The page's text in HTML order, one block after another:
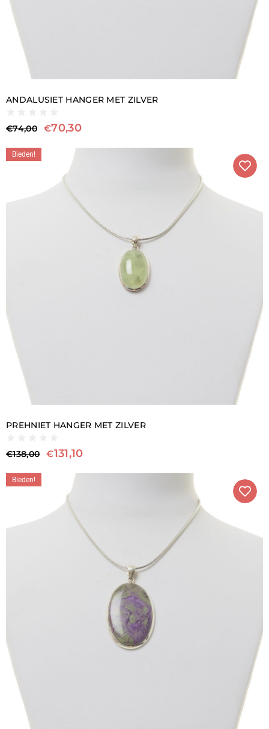
ANDALUSIET HANGER MET ZILVER
€74,00 €70,30
Bieden!
PREHNIET HANGER MET ZILVER
€138,00 €131,10
Bieden!